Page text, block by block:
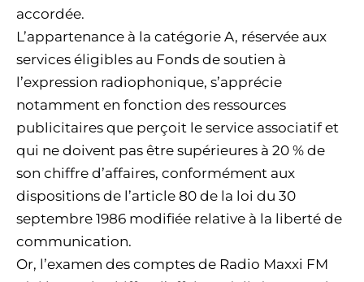
accordée.
L’appartenance à la catégorie A, réservée aux
services éligibles au Fonds de soutien à
l’expression radiophonique, s’apprécie
notamment en fonction des ressources
publicitaires que perçoit le service associatif et
qui ne doivent pas être supérieures à 20 % de
son chiffre d’affaires, conformément aux
dispositions de l’article 80 de la loi du 30
septembre 1986 modifiée relative à la liberté de
communication.
Or, l’examen des comptes de Radio Maxxi FM